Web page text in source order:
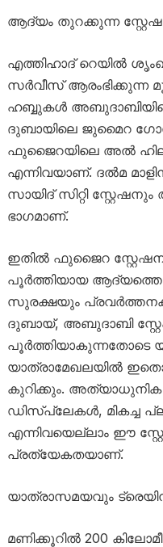
ആദ്യം തുറക്കുന്ന
എത്തിഹാദ് റെയിൽ
സർവീസ് ആരംഭിക്കുന്ന
ഹബ്ബുകൾ
ദുബായിലെ ജുമൈറ
ഫുജൈറയിലെ അൽ
എന്നിവയാണ്. ദൽമ
സായിദ് സിറ്റി
ഭാഗമാണ്.
ഇതിൽ ഫുജൈറ
പൂർത്തിയായ
സുരക്ഷയും
ദുബായ്, അബുദാബി
പൂർത്തിയാകുന്നതോടെ
യാത്രാമേഖലയിൽ
കുറിക്കും. അത്യാധുനിക
ഡിസ്‌പ്ലേകൾ, മികച്ച
എന്നിവയെല്ലാം ഈ
പ്രത്യേകതയാണ്.
യാത്രാസമയവും
മണിക്കൂറിൽ 200